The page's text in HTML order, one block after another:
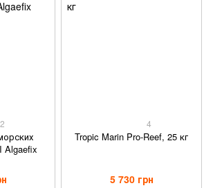
2
Algaefix
4
Tropic Marin Pro-Reef, 25 кг
5 730 грн